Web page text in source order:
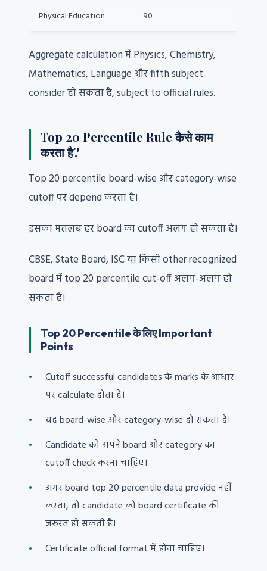
Physical Education 90
Aggregate calculation में Physics, Chemistry,
Mathematics, Language और fifth subject
consider हो सकता है, subject to official rules.
Top 20 Percentile Rule कैसे काम
करता है?
Top 20 percentile board-wise और category-wise
cutoff पर depend करता है।
इसका मतलब हर board का cutoff अलग हो सकता है।
CBSE, State Board, ISC या किसी other recognized
board में top 20 percentile cut-off अलग-अलग हो
सकता है।
Top 20 Percentile के लिए Important
Points
Cutoff successful candidates के marks के आधार
पर calculate होता है।
यह board-wise और category-wise हो सकता है।
Candidate को अपने board और category का
cutoff check करना चाहिए।
अगर board top 20 percentile data provide नहीं
करता, तो candidate को board certificate की
जरूरत हो सकती है।
Certificate official format में होना चाहिए।